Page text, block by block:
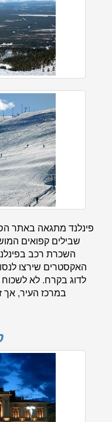
פינלנד מתגאה באתר
שבילים קפואים
השכרת רכב
האקסטרים שירצו
לדוג בקרח. לא
במרכז העיר, אך